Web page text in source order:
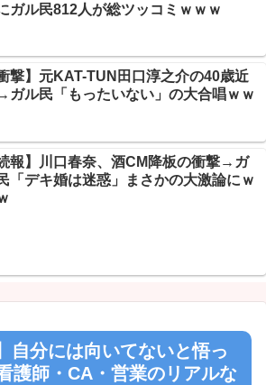
互RSS
ガル民812人が総ツッコミｗｗｗ
衝撃】元KAT-TUN田口淳之介の40歳近
ガル民「もったいない」の大合唱ｗｗ
続報】川口春奈、酒CM降板の衝撃→ガ
「デキ婚は迷惑」まさかの大激論にｗ
自分には向いてないと悟っ
護師・CA・営業のリアルな